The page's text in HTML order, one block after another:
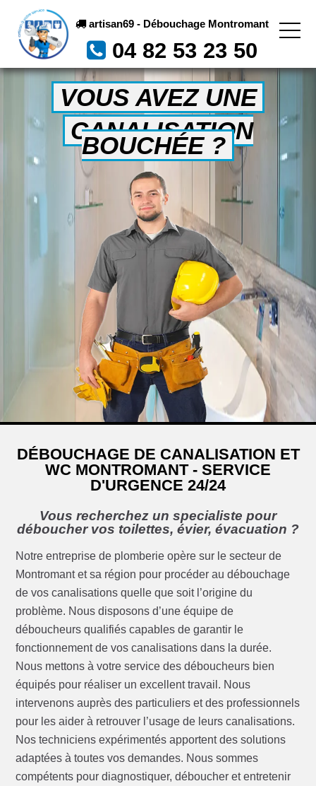
artisan69 - Débouchage Montromant
04 82 53 23 50
VOUS AVEZ UNE
CANALISATION
BOUCHÉE ?
DÉBOUCHAGE DE CANALISATION ET
WC MONTROMANT - SERVICE
D'URGENCE 24/24
Vous recherchez un specialiste pour
déboucher vos toilettes, évier, évacuation ?
Notre entreprise de plomberie opère sur le secteur de
Montromant et sa région pour procéder au débouchage
de vos canalisations quelle que soit l’origine du
problème. Nous disposons d’une équipe de
déboucheurs qualifiés capables de garantir le
fonctionnement de vos canalisations dans la durée.
Nous mettons à votre service des déboucheurs bien
équipés pour réaliser un excellent travail. Nous
intervenons auprès des particuliers et des professionnels
pour les aider à retrouver l’usage de leurs canalisations.
Nos techniciens expérimentés apportent des solutions
adaptées à toutes vos demandes. Nous sommes
compétents pour diagnostiquer, déboucher et entretenir